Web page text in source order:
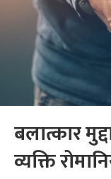
बलात्कार
व्यक्ति